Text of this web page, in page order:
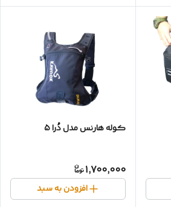
کوله هارنس مدل دُرا 5
1,700,000
افزودن به سبد